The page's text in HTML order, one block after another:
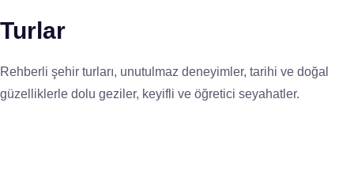
Turlar
Rehberli şehir turları, unutulmaz deneyimler, tarihi ve doğal
güzelliklerle dolu geziler, keyifli ve öğretici seyahatler.